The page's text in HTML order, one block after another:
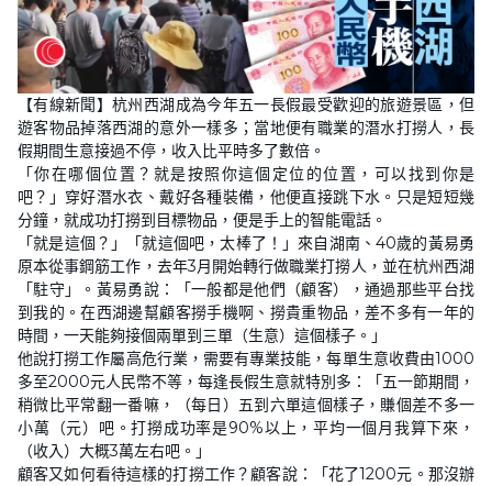
【有線新聞】杭州西湖成為今年五一長假最受歡迎的旅遊景區，但
遊客物品掉落西湖的意外一樣多；當地便有職業的潛水打撈人，長
假期間生意接過不停，收入比平時多了數倍。
「你在哪個位置？就是按照你這個定位的位置，可以找到你是
吧？」穿好潛水衣、戴好各種裝備，他便直接跳下水。只是短短幾
分鐘，就成功打撈到目標物品，便是手上的智能電話。
「就是這個？」「就這個吧，太棒了！」來自湖南、40歲的黃易勇
原本從事鋼筋工作，去年3月開始轉行做職業打撈人，並在杭州西湖
「駐守」。黃易勇說：「一般都是他們（顧客），通過那些平台找
到我的。在西湖邊幫顧客撈手機啊、撈貴重物品，差不多有一年的
時間，一天能夠接個兩單到三單（生意）這個樣子。」
他說打撈工作屬高危行業，需要有專業技能，每單生意收費由1000
多至2000元人民幣不等，每逢長假生意就特別多：「五一節期間，
稍微比平常翻一番嘛，（每日）五到六單這個樣子，賺個差不多一
小萬（元）吧。打撈成功率是90%以上，平均一個月我算下來，
（收入）大概3萬左右吧。」
顧客又如何看待這樣的打撈工作？顧客說：「花了1200元。那沒辦